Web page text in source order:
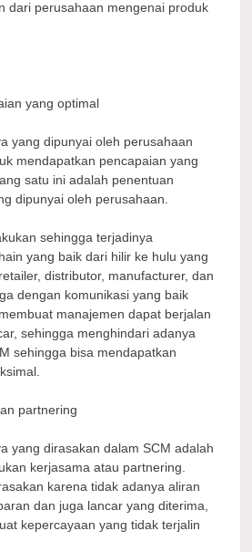
dari perusahaan mengenai produk
yang optimal
yang dipunyai oleh perusahaan
mendapatkan pencapaian yang
satu ini adalah penentuan
dipunyai oleh perusahaan.
sehingga terjadinya
yang baik dari hilir ke hulu yang
distributor, manufacturer, dan
dengan komunikasi yang baik
manajemen dapat berjalan
sehingga menghindari adanya
sehingga bisa mendapatkan
partnering
yang dirasakan dalam SCM adalah
kerjasama atau partnering.
karena tidak adanya aliran
dan juga lancar yang diterima,
kepercayaan yang tidak terjalin